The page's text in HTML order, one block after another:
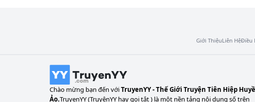
Giới ThiệuLiên HệĐiều
Chào mừng bạn đến vớiTruyenYY - Thế Giới Truyện Tiên Hiệp
Ảo.TruyenYY (TruyệnYY hay gọi tắt ) là một nền tảng nội dung số trên